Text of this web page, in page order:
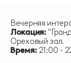
Вечерняя
Локация:
Ореховый зал.
Время: 21:00 -